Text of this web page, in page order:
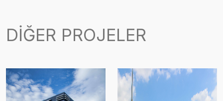
DİĞER PROJELER